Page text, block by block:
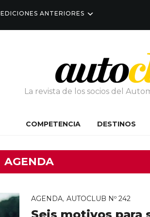
EDICIONES ANTERIORES
La revista de los socios del
COMPETENCIA DESTINOS
AGENDA
AGENDA, AUTOCLUB Nº 242